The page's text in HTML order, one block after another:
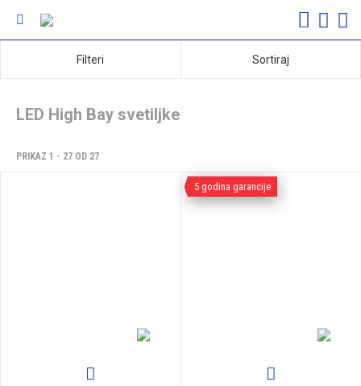
Filteri Sortiraj
LED High Bay svetiljke
PRIKAZ 1 - 27 OD 27
5 godina garancije